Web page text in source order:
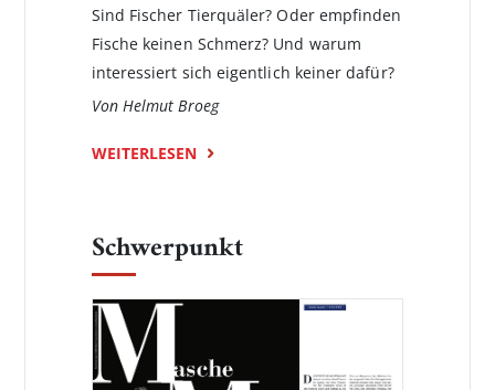
Sind Fischer Tierquäler? Oder empfinden
Fische keinen Schmerz? Und warum
interessiert sich eigentlich keiner dafür?
Von Helmut Broeg
WEITERLESEN
Schwerpunkt